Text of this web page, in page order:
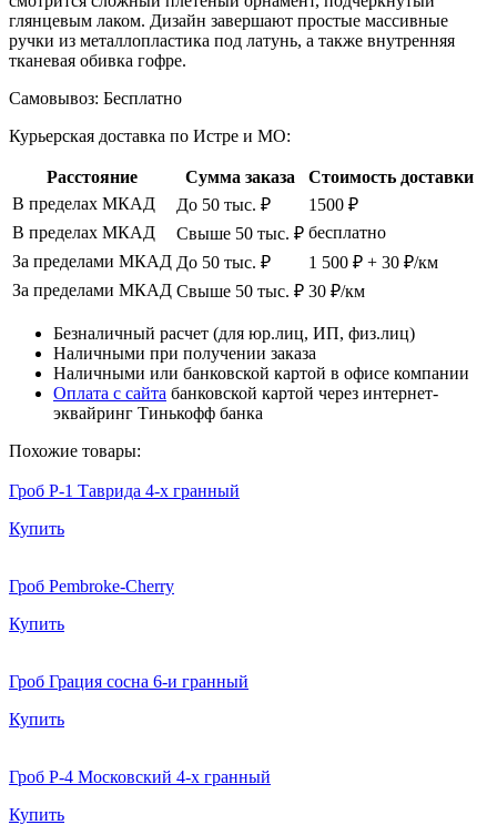
глянцевым лаком. Дизайн завершают простые массивные
ручки из металлопластика под латунь, а также внутренняя
тканевая обивка гофре.
Самовывоз: Бесплатно
Курьерская доставка по Истре и МО:
Расстояние Сумма заказа
Стоимость доставки
В пределах МКАД
До 50 тыс. ₽
1500 ₽
В пределах МКАД
Свыше 50 тыс. ₽ бесплатно
За пределами МКАД До 50 тыс. ₽
1 500 ₽ + 30 ₽/км
За пределами МКАД Свыше 50 тыс. ₽ 30 ₽/км
Безналичный расчет (для юр.лиц, ИП, физ.лиц)
Наличными при получении заказа
Наличными или банковской картой в офисе компании
Оплата с сайта банковской картой через интернет-
эквайринг Тинькофф банка
Похожие товары:
Гроб Р-1 Таврида 4-х гранный
Купить
Гроб Pembroke-Cherry
Купить
Гроб Грация сосна 6-и гранный
Купить
Гроб Р-4 Московский 4-х гранный
Купить